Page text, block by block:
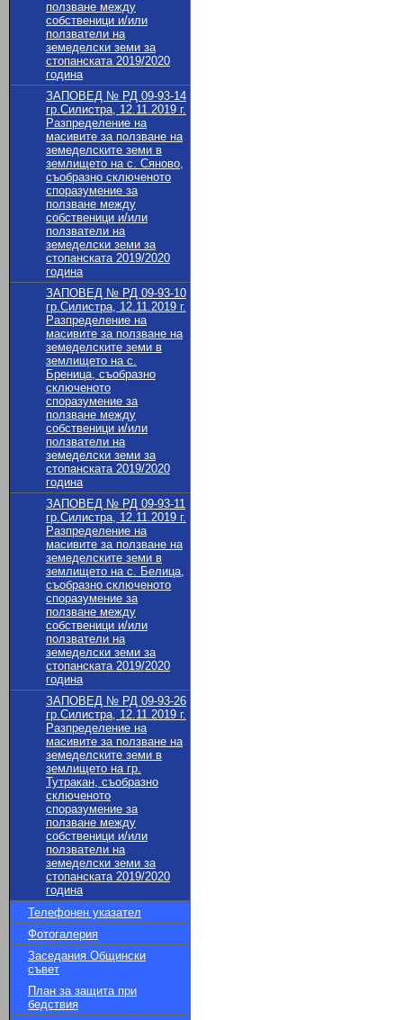
ползване между
собственици и/или
ползватели на
земеделски земи за
стопанската 2019/2020
година
ЗАПОВЕД № РД 09-93-14
гр.Силистра, 12.11.2019 г.
Разпределение на
масивите за ползване на
земеделските земи в
землището на с. Сяново,
съобразно сключеното
споразумение за
ползване между
собственици и/или
ползватели на
земеделски земи за
стопанската 2019/2020
година
ЗАПОВЕД № РД 09-93-10
гр.Силистра, 12.11.2019 г.
Разпределение на
масивите за ползване на
земеделските земи в
землището на с.
Бреница, съобразно
сключеното
споразумение за
ползване между
собственици и/или
ползватели на
земеделски земи за
стопанската 2019/2020
година
ЗАПОВЕД № РД 09-93-11
гр.Силистра, 12.11.2019 г.
Разпределение на
масивите за ползване на
земеделските земи в
землището на с. Белица,
съобразно сключеното
споразумение за
ползване между
собственици и/или
ползватели на
земеделски земи за
стопанската 2019/2020
година
ЗАПОВЕД № РД 09-93-26
гр.Силистра, 12.11.2019 г.
Разпределение на
масивите за ползване на
земеделските земи в
землището на гр.
Тутракан, съобразно
сключеното
споразумение за
ползване между
собственици и/или
ползватели на
земеделски земи за
стопанската 2019/2020
година
Телефонен указател
Фотогалерия
Заседания Общински
съвет
План за защита при
бедствия